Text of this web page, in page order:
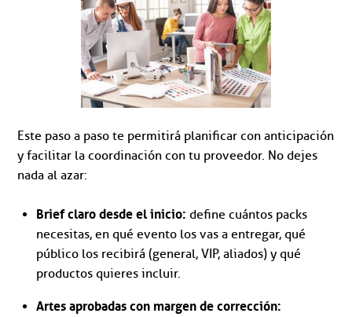
Este paso a paso te permitirá planificar con anticipación
y facilitar la coordinación con tu proveedor. No dejes
nada al azar:
Brief claro desde el inicio: define cuántos packs
necesitas, en qué evento los vas a entregar, qué
público los recibirá (general, VIP, aliados) y qué
productos quieres incluir.
Artes aprobadas con margen de corrección: